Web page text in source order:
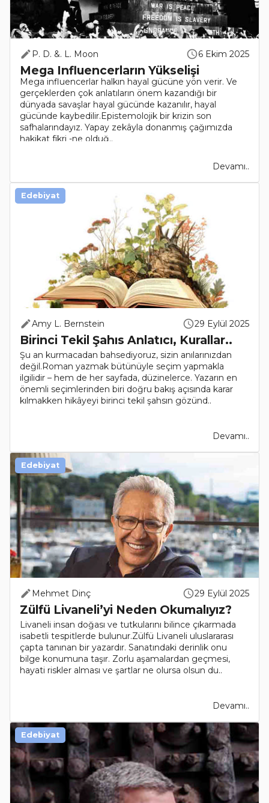
P. D. &. L. Moon 6 Ekim 2025
Mega Influencerların Yükselişi
Mega influencerlar halkın hayal gücüne yön verir. Ve
gerçeklerden çok anlatıların önem kazandığı bir
dünyada savaşlar hayal gücünde kazanılır, hayal
gücünde kaybedilir.Epistemolojik bir krizin son
safhalarındayız. Yapay zekâyla donanmış çağımızda
hakikat fikri -ne olduğ..
Devamı..
Amy L. Bernstein 29 Eylül 2025
Birinci Tekil Şahıs Anlatıcı, Kurallar..
Şu an kurmacadan bahsediyoruz, sizin anılarınızdan
değil.Roman yazmak bütünüyle seçim yapmakla
ilgilidir – hem de her sayfada, düzinelerce. Yazarın en
önemli seçimlerinden biri doğru bakış açısında karar
kılmakken hikâyeyi birinci tekil şahsın gözünd..
Devamı..
Edebiyat
Mehmet Dinç 29 Eylül 2025
Zülfü Livaneli’yi Neden Okumalıyız?
Livaneli insan doğası ve tutkularını bilince çıkarmada
isabetli tespitlerde bulunur.Zülfü Livaneli uluslararası
çapta tanınan bir yazardır. Sanatındaki derinlik onu
bilge konumuna taşır. Zorlu aşamalardan geçmesi,
hayati riskler alması ve şartlar ne olursa olsun du..
Devamı..
Edebiyat
Edebiyat